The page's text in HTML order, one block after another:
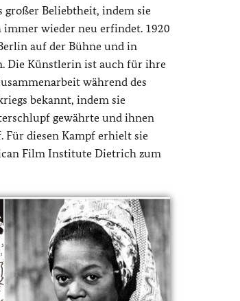
großer Beliebtheit, indem sie
wieder neu erfindet. 1920
auf der Bühne und in
Die Künstlerin ist auch für ihre
während des
bekannt, indem sie
gewährte und ihnen
Für diesen Kampf erhielt sie
Film Institute Dietrich zum